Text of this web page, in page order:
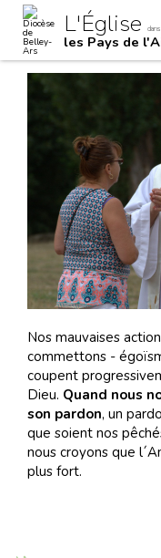
contenu.
Outils
personnels
L'Église dans
les Pays de
Nos mauvaises
commettons -
coupent
Dieu. Quand nous
son pardon, un
que soient nos
nous croyons que
plus fort.